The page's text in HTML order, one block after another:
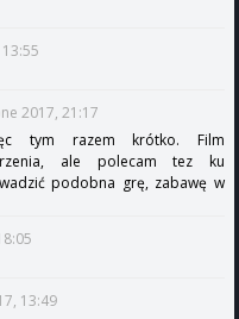
2017, 21:17
tym razem krótko. Film
ale polecam tez ku
podobna grę, zabawę w
13:49